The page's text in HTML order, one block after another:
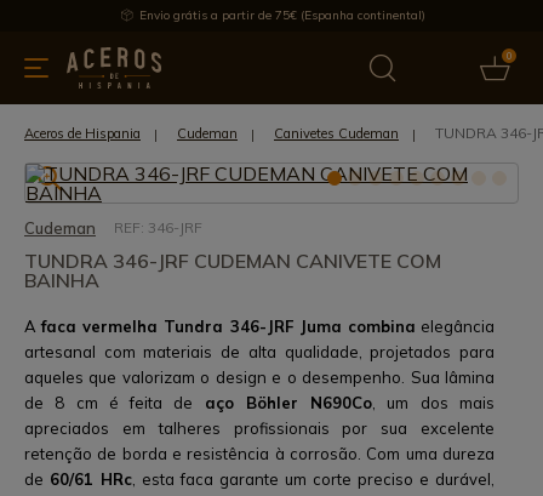
Envio grátis a partir de 75€ (Espanha continental)
0
& Utensílios de cozinha Oferece Últimas notícias
Aceros de Hispania Cudeman Canivetes Cudeman TUNDRA 346-
Cudeman REF: 346-JRF
TUNDRA 346-JRF CUDEMAN CANIVETE COM
BAINHA
Afaca vermelha Tundra 346-JRF Juma combina elegância
artesanal com materiais de alta qualidade, projetados para
aqueles que valorizam o design e o desempenho. Sua lâmina
de 8 cm é feita de aço Böhler N690Co , um dos mais
apreciados em talheres profissionais por sua excelente
retenção de borda e resistência à corrosão. Com uma dureza
de 60/61 HRc , esta faca garante um corte preciso e durável,